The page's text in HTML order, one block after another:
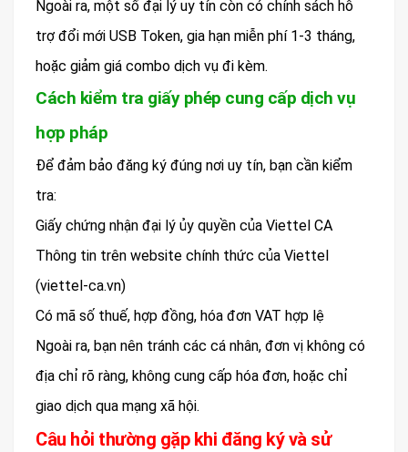
Ngoài ra, một số đại lý uy tín còn có chính sách hỗ
trợ đổi mới USB Token, gia hạn miễn phí 1-3 tháng,
hoặc giảm giá combo dịch vụ đi kèm.
Cách kiểm tra giấy phép cung cấp dịch vụ
hợp pháp
Để đảm bảo đăng ký đúng nơi uy tín, bạn cần kiểm
tra:
Giấy chứng nhận đại lý ủy quyền của Viettel CA
Thông tin trên website chính thức của Viettel
(viettel-ca.vn)
Có mã số thuế, hợp đồng, hóa đơn VAT hợp lệ
Ngoài ra, bạn nên tránh các cá nhân, đơn vị không có
địa chỉ rõ ràng, không cung cấp hóa đơn, hoặc chỉ
giao dịch qua mạng xã hội.
Câu hỏi thường gặp khi đăng ký và sử